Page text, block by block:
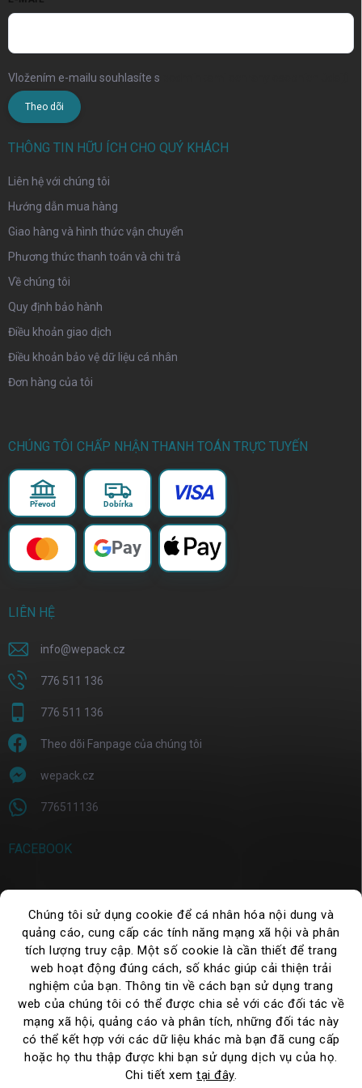
Chúng tôi sử dụng cookie để cá nhân hóa nội dung và
quảng cáo, cung cấp các tính năng mạng xã hội và phân
tích lượng truy cập. Một số cookie là cần thiết để trang
web hoạt động đúng cách, số khác giúp cải thiện trải
nghiệm của bạn. Thông tin về cách bạn sử dụng trang
web của chúng tôi có thể được chia sẻ với các đối tác về
mạng xã hội, quảng cáo và phân tích, những đối tác này
có thể kết hợp với các dữ liệu khác mà bạn đã cung cấp
hoặc họ thu thập được khi bạn sử dụng dịch vụ của họ.
Chi tiết xemtại đây.
Vložením e-mailu souhlasíte s
Theo dõi
THÔNG TIN HỮU ÍCH CHO QUÝ KHÁCH
Liên hệ với chúng tôi
Hướng dẫn mua hàng
Giao hàng và hình thức vận chuyển
Phương thức thanh toán và chi trả
Về chúng tôi
Quy định bảo hành
Điều khoản giao dịch
Điều khoản bảo vệ dữ liệu cá nhân
Đơn hàng của tôi
CHÚNG TÔI CHẤP NHẬN THANH TOÁN TRỰC TUYẾN
Převod Dobírka VISA
Pay
LIÊN HỆ
info@wepack.cz
776 511 136
776 511 136
Theo dõi Fanpage của chúng tôi
wepack.cz
776511136
FACEBOOK
TÌM KIẾM
Tìm
kiếm